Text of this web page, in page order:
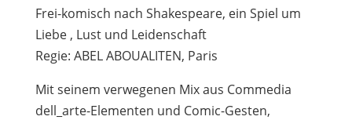
Frei-komisch nach Shakespeare, ein Spiel um
Liebe , Lust und Leidenschaft
Regie: ABEL ABOUALITEN, Paris
Mit seinem verwegenen Mix aus Commedia
dell_arte-Elementen und Comic-Gesten,